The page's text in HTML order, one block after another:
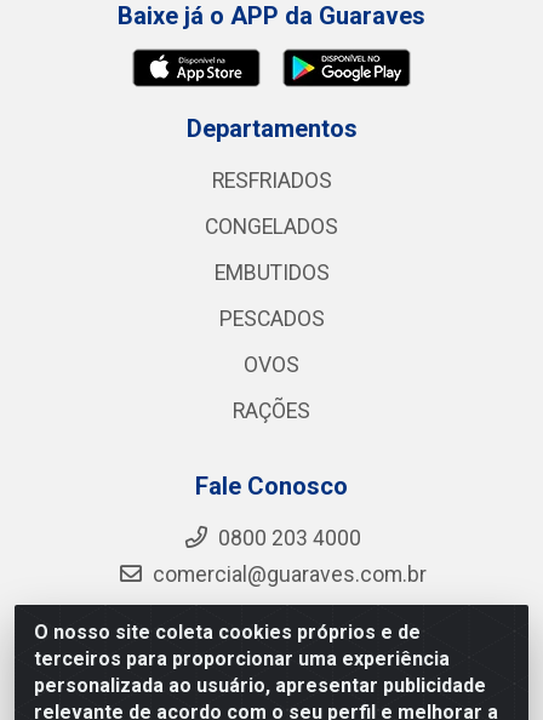
O nosso site coleta cookies próprios e de
terceiros para proporcionar uma experiência
personalizada ao usuário, apresentar publicidade
relevante de acordo com o seu perfil e melhorar a
Baixe já o APP da Guaraves
Departamentos
RESFRIADOS
CONGELADOS
EMBUTIDOS
PESCADOS
OVOS
RAÇÕES
Fale Conosco
0800 203 4000
comercial@guaraves.com.br
Guaraves - PB 075 KM 2, S/N - Zona Rural, Guarabira/PB
- CEP 58.200-000 - CNPJ 12.727.145/0001-78